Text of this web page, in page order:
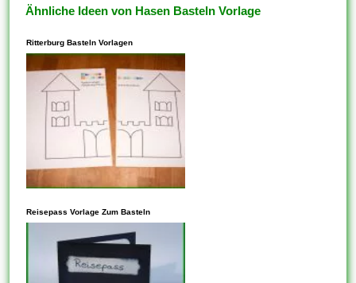
Ähnliche Ideen von Hasen Basteln Vorlage
Ritterburg Basteln Vorlagen
dieses Ihnen frei, Vorlagen zu
kopieren, die auf der
freigegebenen CC-BY-SA-
Lizenz basieren. Vergewissern
Reisepass Vorlage Zum Basteln